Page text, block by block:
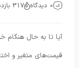
0 دیدگاه
317 بازدید
آیا تا به حال هنگام
قیمت‌های متغیر و